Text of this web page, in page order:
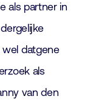
als partner in
datgene
als
van den